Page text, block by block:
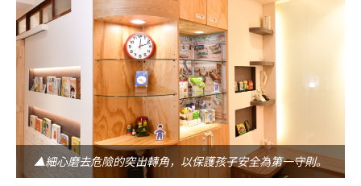
▲細心磨去危險的突出轉角，以保護孩子安全為第一守則。